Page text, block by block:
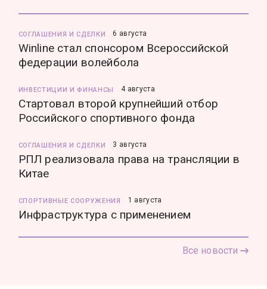
СОГЛАШЕНИЯ И СДЕЛКИ 6 августа
Winline стал спонсором Всероссийской
федерации волейбола
ИНВЕСТИЦИИ И ФИНАНСЫ 4 августа
Стартовал второй крупнейший отбор
Российского спортивного фонда
СОГЛАШЕНИЯ И СДЕЛКИ 3 августа
РПЛ реализовала права на трансляции в
Китае
СПОРТИВНЫЕ СООРУЖЕНИЯ 1 августа
Инфраструктура с применением
Все новости